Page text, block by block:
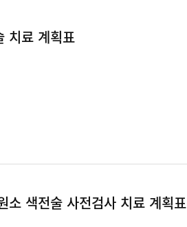
치료 계획표
소 색전술 사전검사 치료 계획표